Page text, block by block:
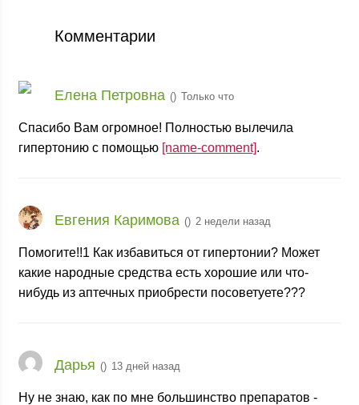
Комментарии
Елена Петровна () Только что
Спасибо Вам огромное! Полностью вылечила
гипертонию с помощью [name-comment].
Евгения Каримова () 2 недели назад
Помогите!!1 Как избавиться от гипертонии? Может
какие народные средства есть хорошие или что-
нибудь из аптечных приобрести посоветуете???
Дарья () 13 дней назад
Ну не знаю, как по мне большинство препаратов -